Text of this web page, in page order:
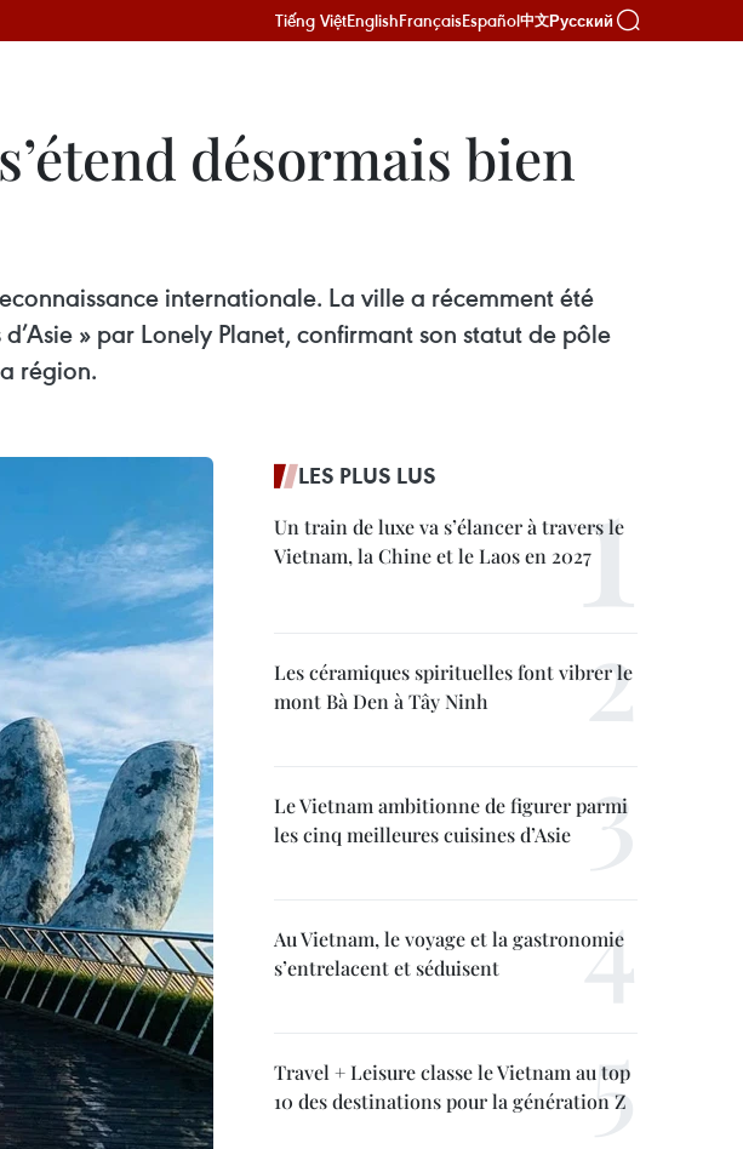
Tiếng ViệtEnglishFrançaisEspañol中文Русский
désormais bien
internationale. La ville a récemment été
» par Lonely Planet, confirmant son statut de pôle
région.
LES PLUS LUS
Un train de luxe va s’élancer à travers le
Vietnam, la Chine et le Laos en 2027
Les céramiques spirituelles font vibrer le
mont Bà Den à Tây Ninh
Le Vietnam ambitionne de figurer parmi
les cinq meilleures cuisines d’Asie
Au Vietnam, le voyage et la gastronomie
s’entrelacent et séduisent
Travel + Leisure classe le Vietnam au top
10 des destinations pour la génération Z